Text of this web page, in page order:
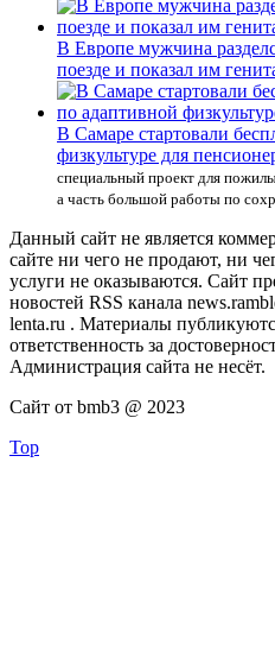
В Европе мужчина
поезде и показал им
В Самаре стартовали
физкультуре для
специальный проект для
а часть большой работы по
Данный сайт не является
сайте ни чего не продают, ни
услуги не оказываются. Сайт
новостей RSS канала
lenta.ru . Материалы
ответственность за
Администрация сайта не несёт.
Сайт от bmb3 @ 2023
Top